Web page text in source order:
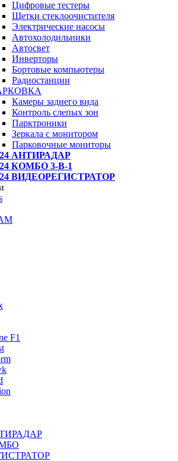
Цифровые тестеры
Щетки стеклоочистителя
Электрические насосы
Автохолодильники
Автосвет
Инверторы
Бортовые компьютеры
Радиостанции
Камеры заднего вида
Контроль слепых зон
Парктроники
Зеркала с монитором
Парковочные мониторы
АНТИРАДАР
КОМБО 3-В-1
ВИДЕОРЕГИСТРАТОР
F1